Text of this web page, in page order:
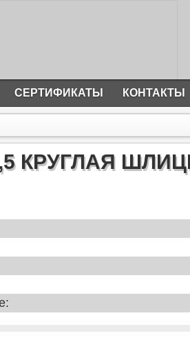
СЕРТИФИКАТЫ КОНТАКТЫ
КРУГЛАЯ